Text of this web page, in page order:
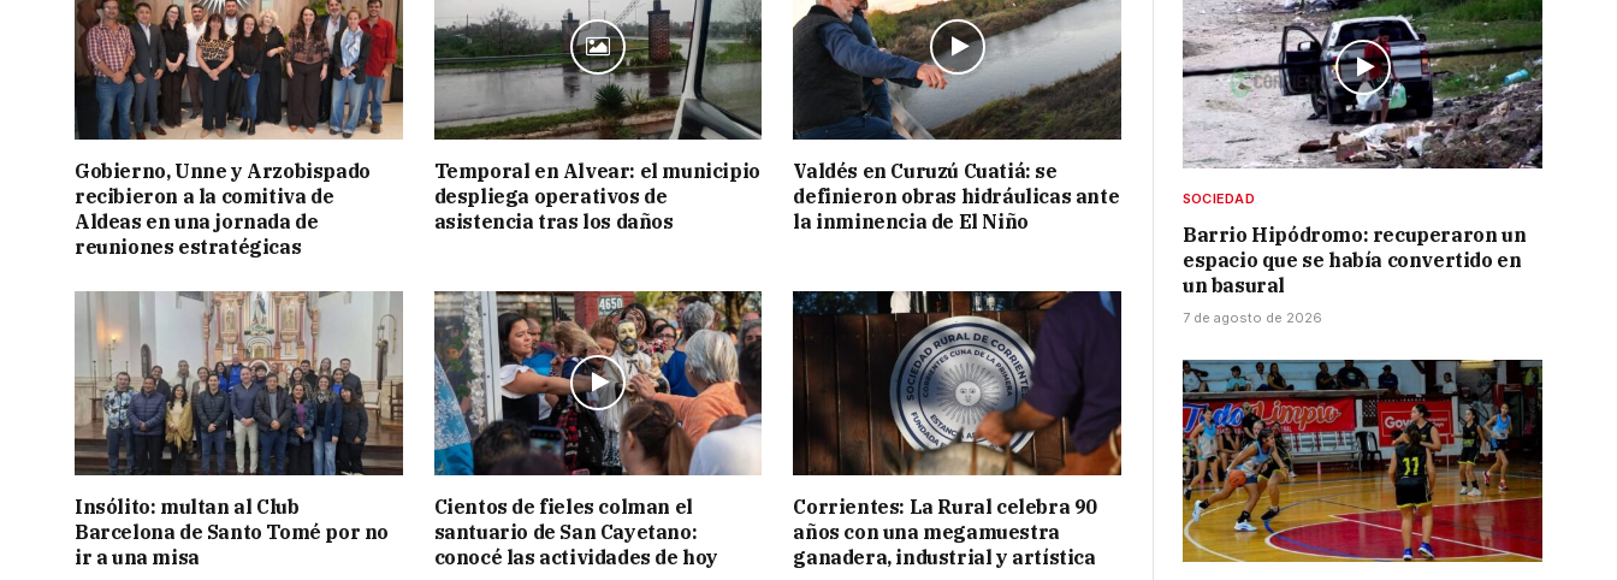
Gobierno, Unne y Arzobispado
recibieron a la comitiva de
Aldeas en una jornada de
reuniones estratégicas
Temporal en Alvear: el municipio
despliega operativos de
asistencia tras los daños
Valdés en Curuzú Cuatiá: se
definieron obras hidráulicas ante
la inminencia de El Niño
Insólito: multan al Club
Barcelona de Santo Tomé por no
ir a una misa
Cientos de fieles colman el
santuario de San Cayetano:
conocé las actividades de hoy
Corrientes: La Rural celebra 90
años con una megamuestra
ganadera, industrial y artística
SOCIEDAD
Barrio Hipódromo: recuperaron un
espacio que se había convertido en
un basural
7 de agosto de 2026